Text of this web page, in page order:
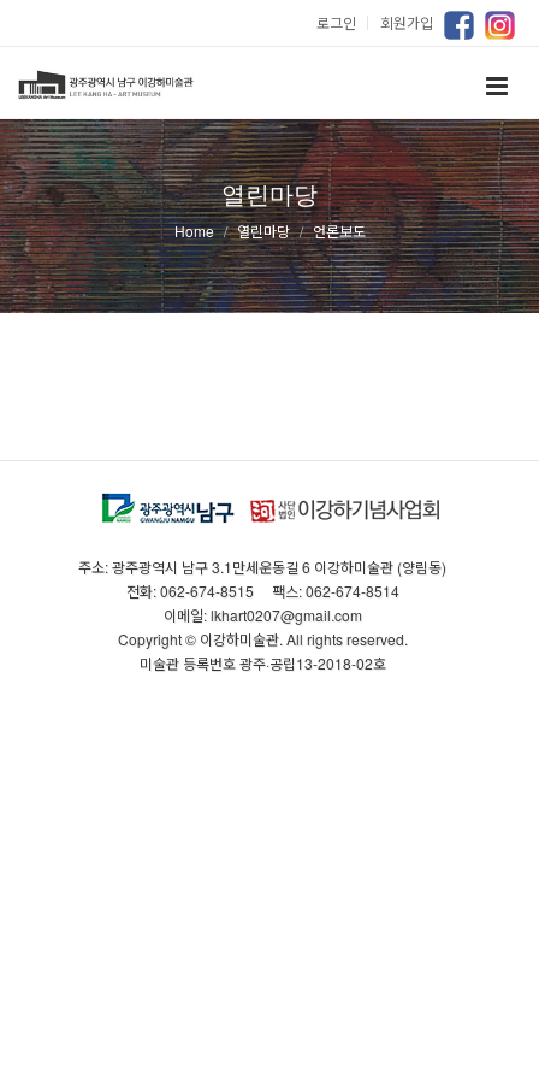
로그인 ｜ 회원가입
열린마당
Home 열린마당 언론보도
주소: 광주광역시 남구 3.1만세운동길 6 이강하미술관 (양림동)
전화: 062-674-8515
팩스: 062-674-8514
이메일: lkhart0207@gmail.com
Copyright © 이강하미술관. All rights reserved.
미술관 등록번호 광주·공립13-2018-02호